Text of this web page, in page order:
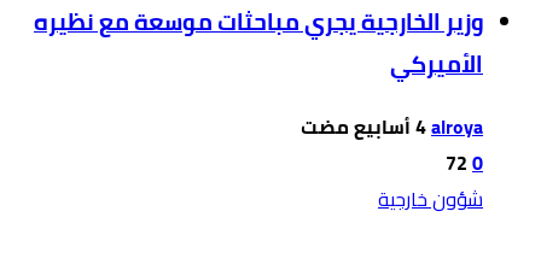
وزير الخارجية يجري مباحثات موسعة مع نظيره
الأميركي
alroya
0
72
شؤون خارجية